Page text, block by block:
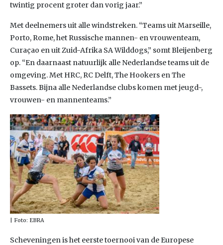
twintig procent groter dan vorig jaar.”
Met deelnemers uit alle windstreken. “Teams uit Marseille,
Porto, Rome, het Russische mannen- en vrouwenteam,
Curaçao en uit Zuid-Afrika SA Wilddogs,” somt Bleijenberg
op. “En daarnaast natuurlijk alle Nederlandse teams uit de
omgeving. Met HRC, RC Delft, The Hookers en The
Bassets. Bijna alle Nederlandse clubs komen met jeugd-,
vrouwen- en mannenteams.”
| Foto: EBRA
Scheveningen is het eerste toernooi van de Europese